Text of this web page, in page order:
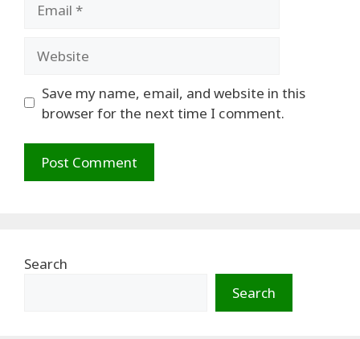
Save my name, email, and website in this
browser for the next time I comment.
Search
Search